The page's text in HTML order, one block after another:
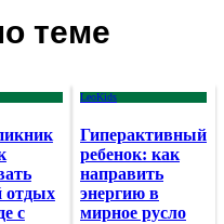
теме
отдых
с
LeoKids
Гиперактивный
ребенок: как
направить
энергию в
мирное русло